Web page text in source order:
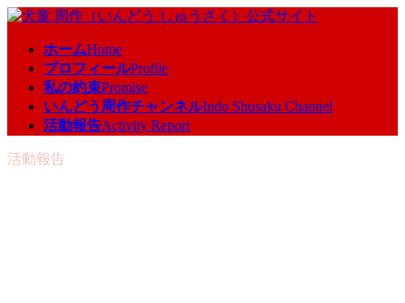
コ
ッ
ナ
移
ホームHome
プロフィールProfile
私の約束Promise
いんどう周作チャンネルIndo Shusaku Channel
活動報告Activity Report
活動報告